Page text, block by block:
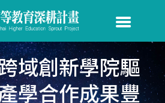
域創新學院驅
學合作成果豐